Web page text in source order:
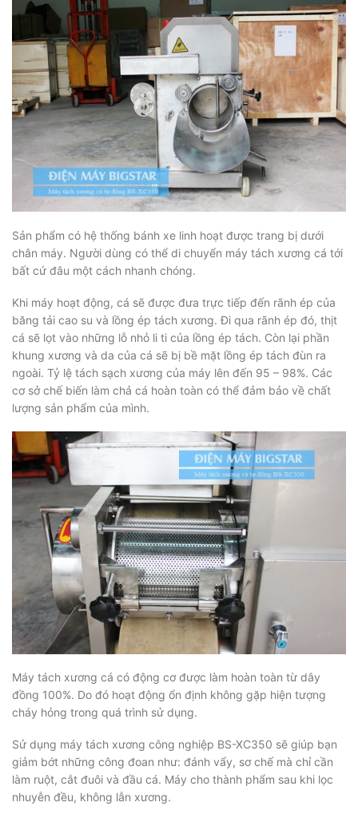
Sản phẩm có hệ thống bánh xe linh hoạt được trang bị dưới
chân máy. Người dùng có thể di chuyển máy tách xương cá tới
bất cứ đâu một cách nhanh chóng.
Khi máy hoạt động, cá sẽ được đưa trực tiếp đến rãnh ép của
băng tải cao su và lồng ép tách xương. Đi qua rãnh ép đó, thịt
cá sẽ lọt vào những lỗ nhỏ li ti của lồng ép tách. Còn lại phần
khung xương và da của cá sẽ bị bề mặt lồng ép tách đùn ra
ngoài. Tỷ lệ tách sạch xương của máy lên đến 95 – 98%. Các
cơ sở chế biến làm chả cá hoàn toàn có thể đảm bảo về chất
lượng sản phẩm của mình.
Máy tách xương cá có động cơ được làm hoàn toàn từ dây
đồng 100%. Do đó hoạt động ổn định không gặp hiện tượng
cháy hỏng trong quá trình sử dụng.
Sử dụng máy tách xương công nghiệp BS-XC350 sẽ giúp bạn
giảm bớt những công đoan như: đánh vẩy, sơ chế mà chỉ cần
làm ruột, cắt đuôi và đầu cá. Máy cho thành phẩm sau khi lọc
nhuyễn đều, không lẫn xương.